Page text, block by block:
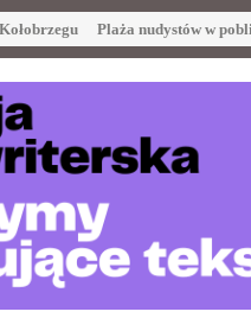
Plaża nudystów w